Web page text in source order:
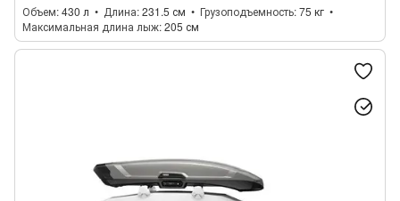
Объем 430 л Длина 231.5 см Грузоподъемность 75 кг
Максимальная длина лыж 205 см